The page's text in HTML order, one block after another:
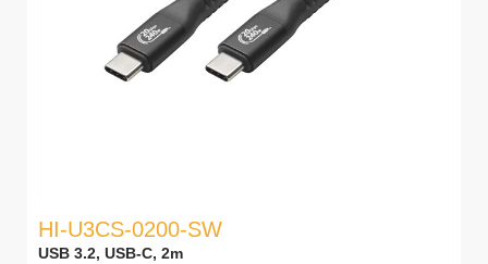
HI-U3CS-0200-SW
USB 3.2, USB-C, 2m